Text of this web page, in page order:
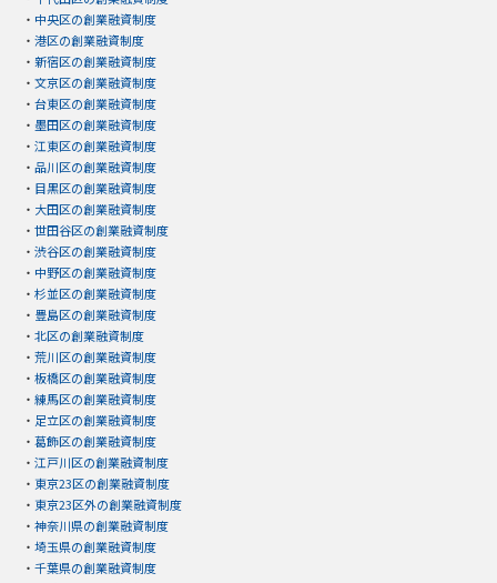
・ 中央区の創業融資制度
・ 港区の創業融資制度
・ 新宿区の創業融資制度
・ 文京区の創業融資制度
・ 台東区の創業融資制度
・ 墨田区の創業融資制度
・ 江東区の創業融資制度
・ 品川区の創業融資制度
・ 目黒区の創業融資制度
・ 大田区の創業融資制度
・ 世田谷区の創業融資制度
・ 渋谷区の創業融資制度
・ 中野区の創業融資制度
・ 杉並区の創業融資制度
・ 豊島区の創業融資制度
・ 北区の創業融資制度
・ 荒川区の創業融資制度
・ 板橋区の創業融資制度
・ 練馬区の創業融資制度
・ 足立区の創業融資制度
・ 葛飾区の創業融資制度
・ 江戸川区の創業融資制度
・ 東京23区の創業融資制度
・ 東京23区外の創業融資制度
・ 神奈川県の創業融資制度
・ 埼玉県の創業融資制度
・ 千葉県の創業融資制度